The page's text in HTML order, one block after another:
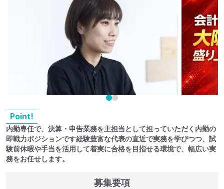
Point!
内勤専任で、決算・申告業務を主担当として担っていただく内勤の
即戦力ポジションです経験豊富な代表の直近で実務を学びつつ、試
験前休暇や手当を活用して着実に合格を目指せる環境で、幅広い実
務をお任せします。
募集要項